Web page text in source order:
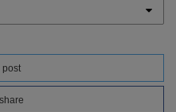
post
share